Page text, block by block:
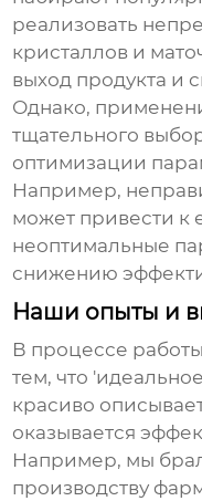
реализовать
кристаллов и
выход продукта и
Однако,
тщательного
оптимизации
Например,
может привести к
неоптимальные
снижению
Наши опыты и
В процессе
тем, что
красиво
оказывается
Например, мы
производству